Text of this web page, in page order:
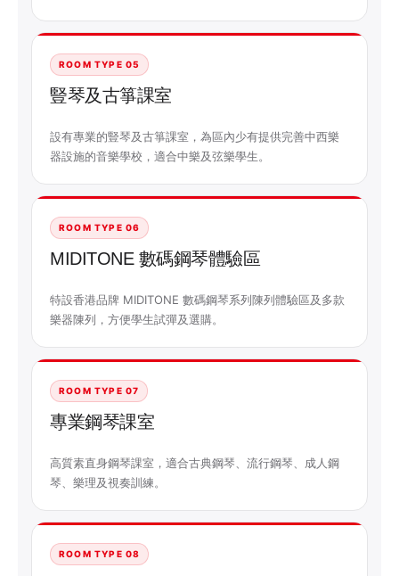
ROOM TYPE 05
豎琴及古箏課室
設有專業的豎琴及古箏課室，為區內少有提供完善中西樂
器設施的音樂學校，適合中樂及弦樂學生。
ROOM TYPE 06
MIDITONE 數碼鋼琴體驗區
特設香港品牌 MIDITONE 數碼鋼琴系列陳列體驗區及多款
樂器陳列，方便學生試彈及選購。
ROOM TYPE 07
專業鋼琴課室
高質素直身鋼琴課室，適合古典鋼琴、流行鋼琴、成人鋼
琴、樂理及視奏訓練。
ROOM TYPE 08